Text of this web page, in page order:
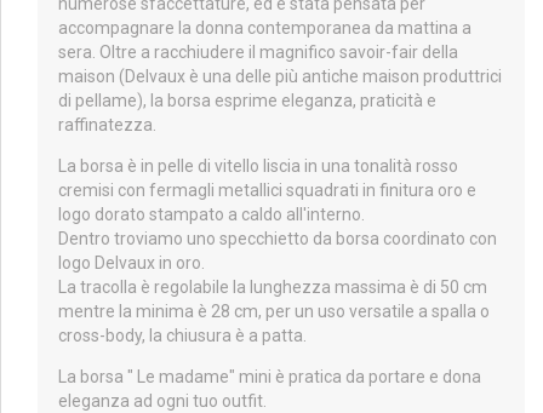
numerose sfaccettature, ed è stata pensata per
accompagnare la donna contemporanea da mattina a
sera. Oltre a racchiudere il magnifico savoir-fair della
maison (Delvaux è una delle più antiche maison produttrici
di pellame), la borsa esprime eleganza, praticità e
raffinatezza.
La borsa è in pelle di vitello liscia in una tonalità rosso
cremisi con fermagli metallici squadrati in finitura oro e
logo dorato stampato a caldo all'interno.
Dentro troviamo uno specchietto da borsa coordinato con
logo Delvaux in oro.
La tracolla è regolabile la lunghezza massima è di 50 cm
mentre la minima è 28 cm, per un uso versatile a spalla o
cross-body, la chiusura è a patta.
La borsa " Le madame" mini è pratica da portare e dona
eleganza ad ogni tuo outfit.